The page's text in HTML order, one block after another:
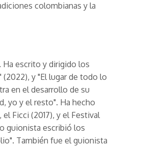
colombianas y la
Ha escrito y dirigido los
(2022), y "El lugar de todo lo
en el desarrollo de su
yo y el resto". Ha hecho
Ficci (2017), y el Festival
guionista escribió los
También fue el guionista